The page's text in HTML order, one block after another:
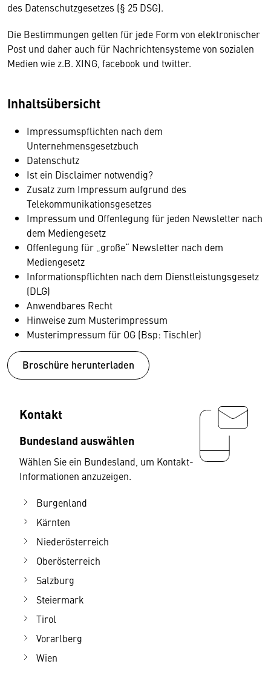
des Datenschutzgesetzes (§ 25 DSG).
Die Bestimmungen gelten für jede Form von elektronischer
Post und daher auch für Nachrichtensysteme von sozialen
Medien wie z.B. XING, facebook und twitter.
Inhaltsübersicht
Impressumspflichten nach dem
Unternehmensgesetzbuch
Datenschutz
Ist ein Disclaimer notwendig?
Zusatz zum Impressum aufgrund des
Telekommunikationsgesetzes
Impressum und Offenlegung für jeden Newsletter nach
dem Mediengesetz
Offenlegung für „große“ Newsletter nach dem
Mediengesetz
Informationspflichten nach dem Dienstleistungsgesetz
(DLG)
Anwendbares Recht
Hinweise zum Musterimpressum
Musterimpressum für OG (Bsp: Tischler)
Broschüre herunterladen
Kontakt
Bundesland auswählen
Wählen Sie ein Bundesland, um Kontakt-
Informationen anzuzeigen.
Burgenland
Kärnten
Niederösterreich
Oberösterreich
Salzburg
Steiermark
Tirol
Vorarlberg
Wien